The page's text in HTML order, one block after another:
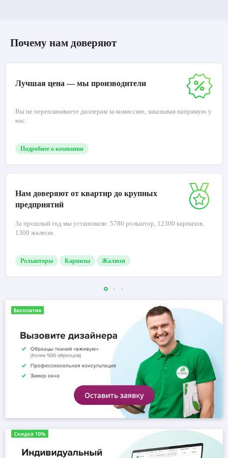
Почему нам доверяют
Лучшая цена — мы производители
Вы не переплачиваете диллерам за комиссию, заказывая напрямую у
нас.
Подробнее о компании
Нам доверяют от квартир до крупных
предприятий
За прошлый год мы установили: 5780 рольштор, 12300 карнизов,
1300 жалюзи.
Рольшторы Карнизы Жалюзи